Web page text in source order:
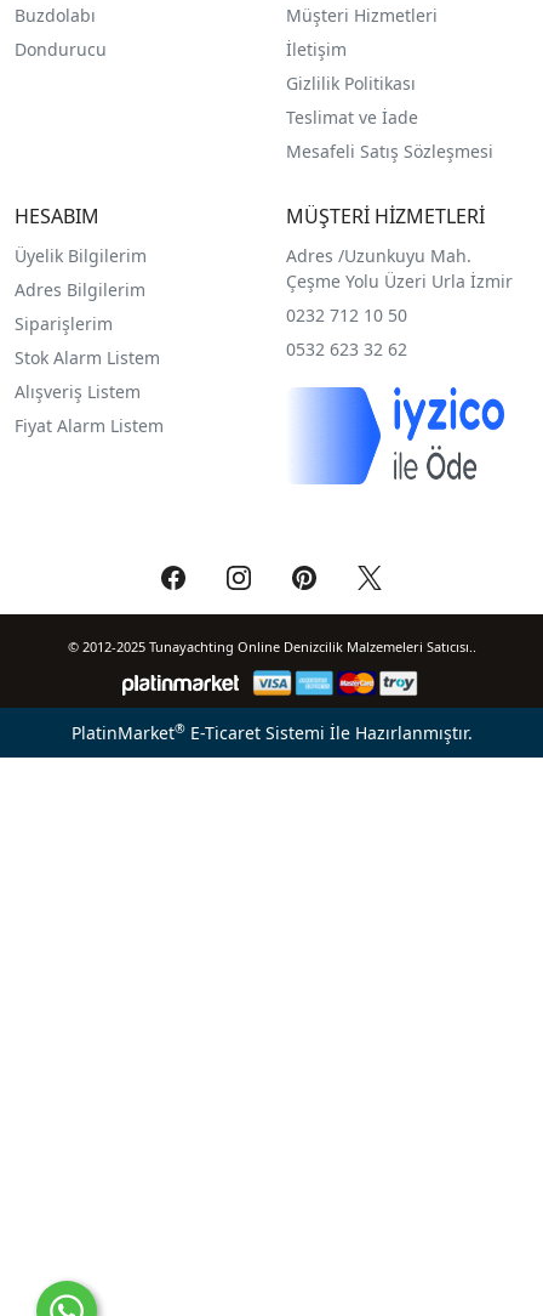
Buzdolabı
Dondurucu
Müşteri Hizmetleri
İletişim
Gizlilik Politikası
Teslimat ve İade
Mesafeli Satış Sözleşmesi
HESABIM
Üyelik Bilgilerim
Adres Bilgilerim
Siparişlerim
Stok Alarm Listem
Alışveriş Listem
Fiyat Alarm Listem
MÜŞTERİ HİZMETLERİ
Adres /Uzunkuyu Mah.
Çeşme Yolu Üzeri Urla İzmir
0232 712 10 50
0532 623 32 62
© 2012-2025 Tunayachting Online Denizcilik Malzemeleri Satıcısı..
PlatinMarket®E-Ticaret Sistemi İle Hazırlanmıştır.